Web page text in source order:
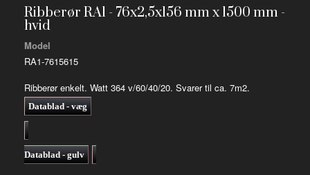
Ribberør RA1 - 76x2,5x156 mm x 1500 mm -
hvid
Model
RA1-7615615
Ribberør enkelt. Watt 364 v/60/40/20. Svarer til ca. 7m2.
Datablad - væg
Datablad - gulv